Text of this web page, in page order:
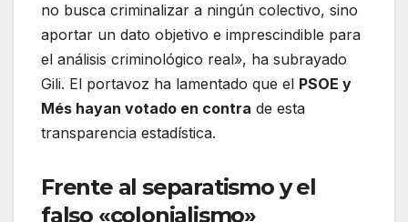
no busca criminalizar a ningún colectivo, sino
aportar un dato objetivo e imprescindible para
el análisis criminológico real», ha subrayado
Gili. El portavoz ha lamentado que el PSOE y
Més hayan votado en contra de esta
transparencia estadística.
Frente al separatismo y el
falso «colonialismo»